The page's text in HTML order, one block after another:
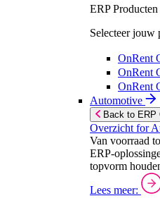
ERP
Selecteer jouw
OnRent
OnRent
OnRent
Automotive
Back to ERP
Overzicht for
Van voorraad
ERP-
topvorm
Lees meer: